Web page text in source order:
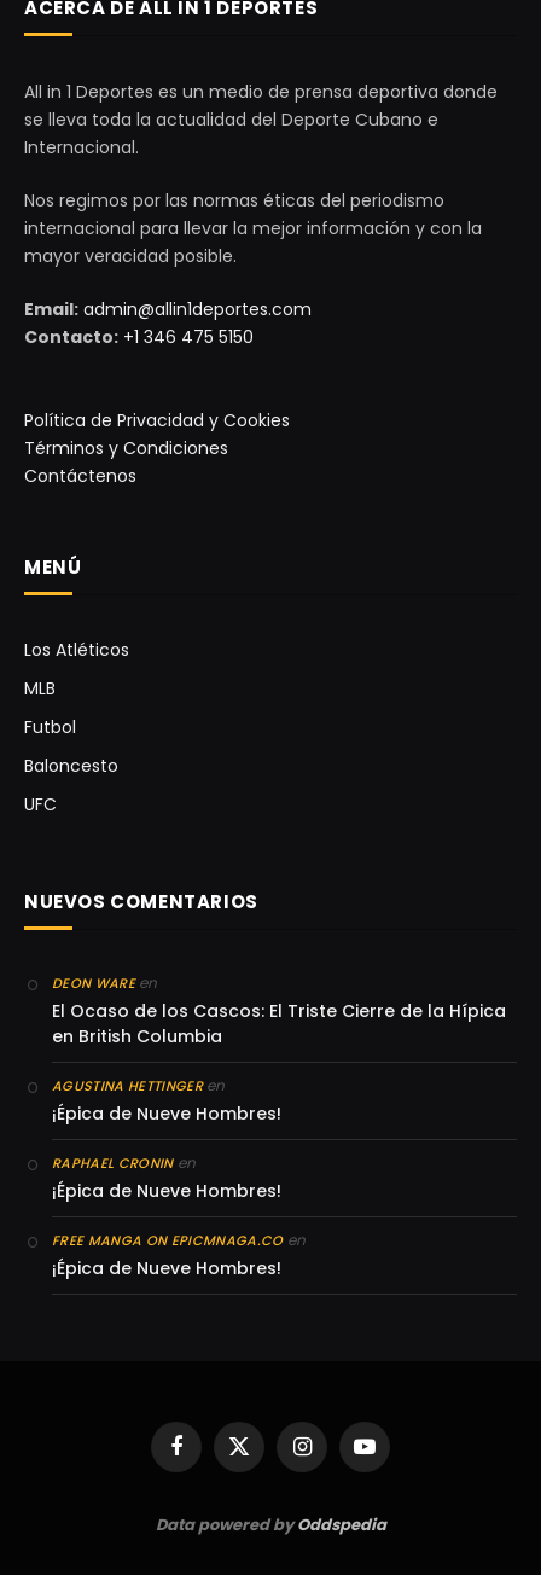
ACERCA DE ALL IN 1 DEPORTES
All in 1 Deportes es un medio de prensa deportiva donde
se lleva toda la actualidad del Deporte Cubano e
Internacional.
Nos regimos por las normas éticas del periodismo
internacional para llevar la mejor información y con la
mayor veracidad posible.
Email: admin@allin1deportes.com
Contacto: +1 346 475 5150
Política de Privacidad y Cookies
Términos y Condiciones
Contáctenos
MENÚ
Los Atléticos
MLB
Futbol
Baloncesto
UFC
NUEVOS COMENTARIOS
DEON WAREen
El Ocaso de los Cascos: El Triste Cierre de la Hípica
en British Columbia
AGUSTINA HETTINGERen
¡Épica de Nueve Hombres!
RAPHAEL CRONINen
¡Épica de Nueve Hombres!
FREE MANGA ON EPICMNAGA.COen
¡Épica de Nueve Hombres!
Facebook
X
(Twitter)
InstagramYouTube
Data powered byOddspedia